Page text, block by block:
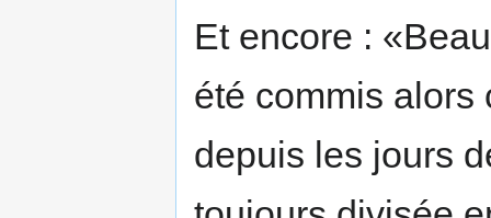
Et encore :
été commis alors
depuis les jours